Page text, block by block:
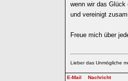
wenn wir das Glück
und vereinigt
Freue mich über
Lieber das Unmögliche